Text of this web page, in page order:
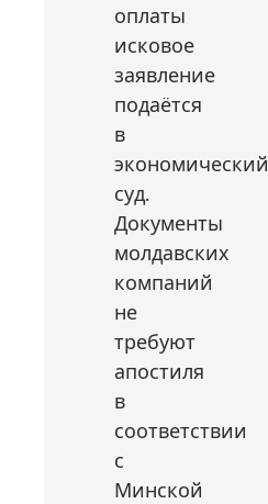
оплаты
исковое
заявление
подаётся
в
экономический
суд.
Документы
молдавских
компаний
не
требуют
апостиля
в
соответствии
с
Минской